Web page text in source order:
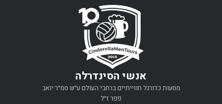
אנשי הסינדרלה
מסעות כדורגל חווייתיים ברחבי העולם ע״ש סמ״ר יואב
פפר ז״ל